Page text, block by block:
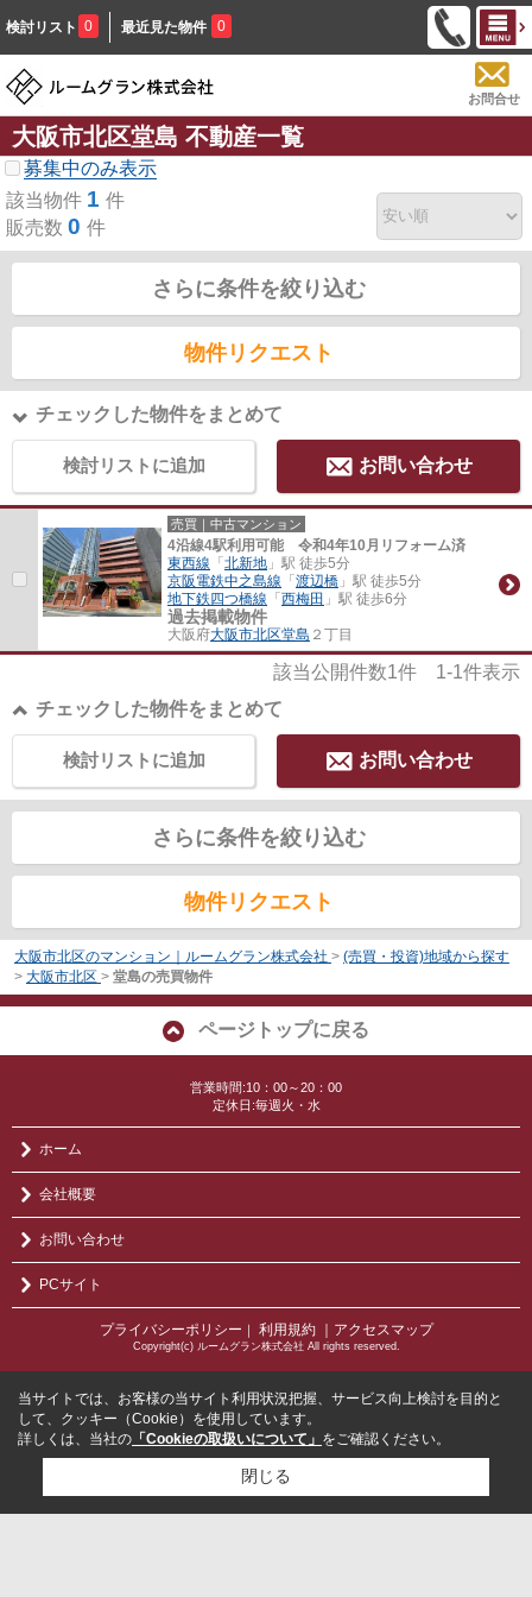
検討リスト 0 最近見た物件 0
お問合せ
大阪市北区堂島 不動産一覧
募集中のみ表示
該当物件 1 件
販売数 0 件
さらに条件を絞り込む
物件リクエスト
チェックした物件をまとめて
検討リストに追加 お問い合わせ
売買｜中古マンション
4沿線4駅利用可能 令和4年10月リフォーム済
東西線 「 北新地 」駅 徒歩5分
京阪電鉄中之島線 「 渡辺橋 」駅 徒歩5分
地下鉄四つ橋線 「 西梅田 」駅 徒歩6分
過去掲載物件
大阪府大阪市北区堂島 ２丁目
該当公開件数1件 1-1件表示
チェックした物件をまとめて
お問い合わせ
検討リストに追加
さらに条件を絞り込む
物件リクエスト
大阪市北区のマンション｜ルームグラン株式会社 > (売買・投資)地域から探す
> 大阪市北区 > 堂島の売買物件
ページトップに戻る
営業時間:10：00～20：00
定休日:毎週火・水
ホーム
会社概要
お問い合わせ
PCサイト
プライバシーポリシー ｜ 利用規約 ｜アクセスマップ
Copyright(c) ルームグラン株式会社 All rights reserved.
当サイトでは、お客様の当サイト利用状況把握、サービス向上検討を目的と
して、クッキー（Cookie）を使用しています。
詳しくは、当社の 「Cookieの取扱いについて」 をご確認ください。
閉じる